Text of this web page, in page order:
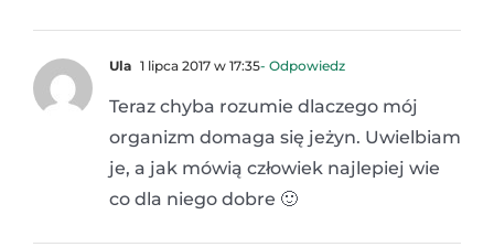
Ula 1 lipca 2017 w 17:35- Odpowiedz
Teraz chyba rozumie dlaczego mój
organizm domaga się jeżyn. Uwielbiam
je, a jak mówią człowiek najlepiej wie
co dla niego dobre 🙂